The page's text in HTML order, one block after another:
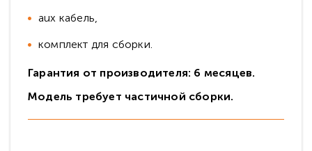
aux кабель,
комплект для сборки.
Гарантия от производителя: 6 месяцев.
Модель требует частичной сборки.